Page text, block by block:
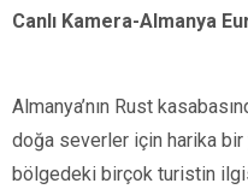
Canlı Kamera-Almanya
Almanya’nın Rust
doğa severler için harika
bölgedeki birçok turistin